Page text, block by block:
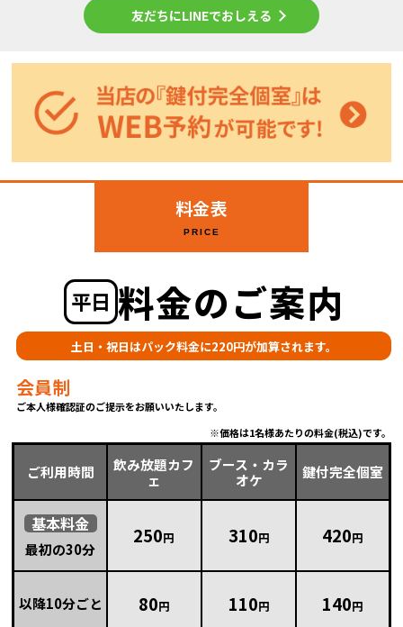
友だちにLINEでおしえる
料金表
PRICE
平日 料金のご案内
土日・祝日はパック料金に220円が加算されます。
会員制
ご本人様確認証のご提示をお願いいたします。
価格は1名様あたりの料金(税込)です。
ご利用時間
飲み放題カフ
ェ
ブース・カラ
オケ
鍵付完全個室
基本料金
最初の30分
250円 310円 420円
以降10分ごと 80円 110円 140円